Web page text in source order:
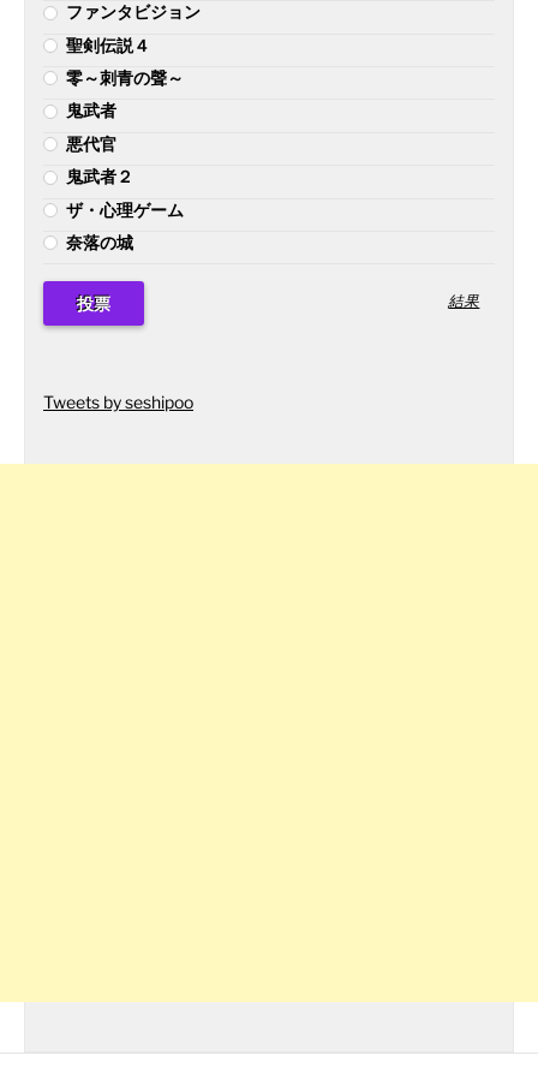
ファンタビジョン
聖剣伝説４
零～刺青の聲～
鬼武者
悪代官
鬼武者２
ザ・心理ゲーム
奈落の城
結果
Tweets by seshipoo